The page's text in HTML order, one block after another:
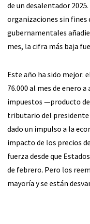
de un desalentador
organizaciones sin fines
gubernamentales
mes, la cifra más baja
Este año ha sido mejor:
76.000 al mes de enero
impuestos —producto
tributario del presidente
dado un impulso a la
impacto de los precios
fuerza desde que
de febrero. Pero los
mayoría y se están